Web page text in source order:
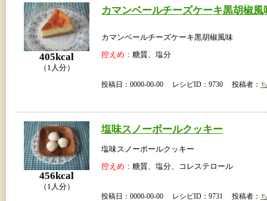
405kcal
（1人分）
カマンベールチーズケーキ黒胡椒風
カマンベールチーズケーキ黒胡椒風味
控えめ： 糖質、塩分
投稿日：0000-00-00 レシピID：9730 投稿者：
456kcal
（1人分）
塩味スノーボールクッキー
塩味スノーボールクッキー
控えめ： 糖質、塩分、コレステロール
投稿日：0000-00-00 レシピID：9731 投稿者：